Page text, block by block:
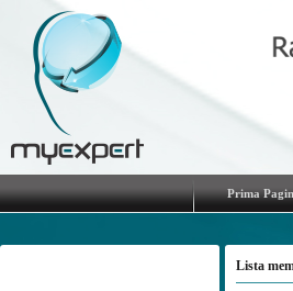
Prima
Lista